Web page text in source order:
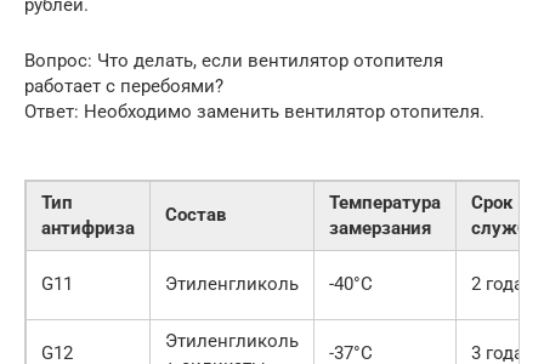
рублей.
Вопрос: Что делать, если вентилятор отопителя
работает с перебоями?
Ответ: Необходимо заменить вентилятор отопителя.
Тип
антифриза
Состав
Температура
замерзания
Срок
службы
G11 Этиленгликоль -40°C 2 года
G12
Этиленгликоль
-37°C 3 года